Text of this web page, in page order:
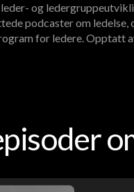
og
podcaster om
for ledere. Opptatt